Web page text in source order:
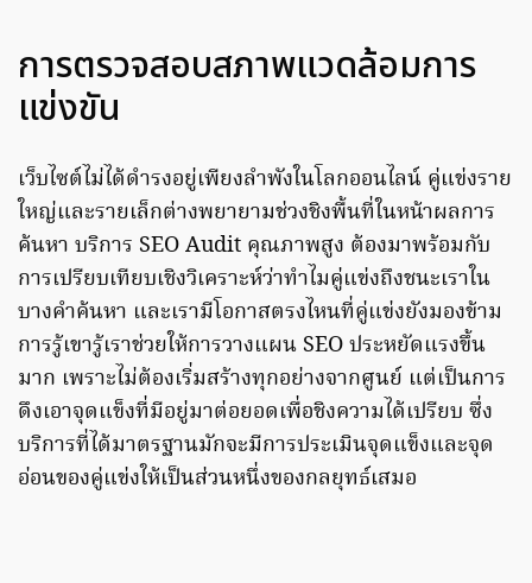
การตรวจสอบสภาพแวดล้อมการ
แข่งขัน
เว็บไซต์ไม่ได้ดำรงอยู่เพียงลำพังในโลกออนไลน์ คู่แข่งราย
ใหญ่และรายเล็กต่างพยายามช่วงชิงพื้นที่ในหน้าผลการ
ค้นหา บริการ SEO Audit คุณภาพสูง ต้องมาพร้อมกับ
การเปรียบเทียบเชิงวิเคราะห์ว่าทำไมคู่แข่งถึงชนะเราใน
บางคำค้นหา และเรามีโอกาสตรงไหนที่คู่แข่งยังมองข้าม
การรู้เขารู้เราช่วยให้การวางแผน SEO ประหยัดแรงขึ้น
มาก เพราะไม่ต้องเริ่มสร้างทุกอย่างจากศูนย์ แต่เป็นการ
ดึงเอาจุดแข็งที่มีอยู่มาต่อยอดเพื่อชิงความได้เปรียบ ซึ่ง
บริการที่ได้มาตรฐานมักจะมีการประเมินจุดแข็งและจุด
อ่อนของคู่แข่งให้เป็นส่วนหนึ่งของกลยุทธ์เสมอ